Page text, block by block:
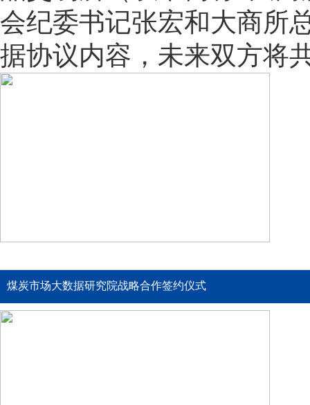
会纪委书记张宏和大商所
据协议内容，未来双方将
煤炭市场大数据研究院战略合作签约仪式